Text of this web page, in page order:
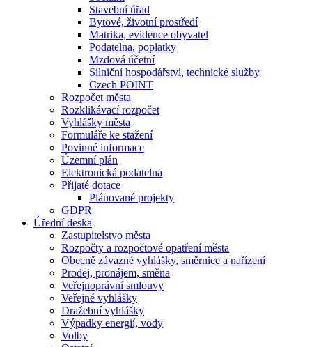
Stavební úřad
Bytové, životní prostředí
Matrika, evidence obyvatel
Podatelna, poplatky
Mzdová účetní
Silniční hospodářství, technické služby
Czech POINT
Rozpočet města
Rozklikávací rozpočet
Vyhlášky města
Formuláře ke stažení
Povinné informace
Územní plán
Elektronická podatelna
Přijaté dotace
Plánované projekty
GDPR
Úřední deska
Zastupitelstvo města
Rozpočty a rozpočtové opatření města
Obecně závazné vyhlášky, směrnice a nařízení
Prodej, pronájem, směna
Veřejnoprávní smlouvy
Veřejné vyhlášky
Dražební vyhlášky
Výpadky energií, vody
Volby